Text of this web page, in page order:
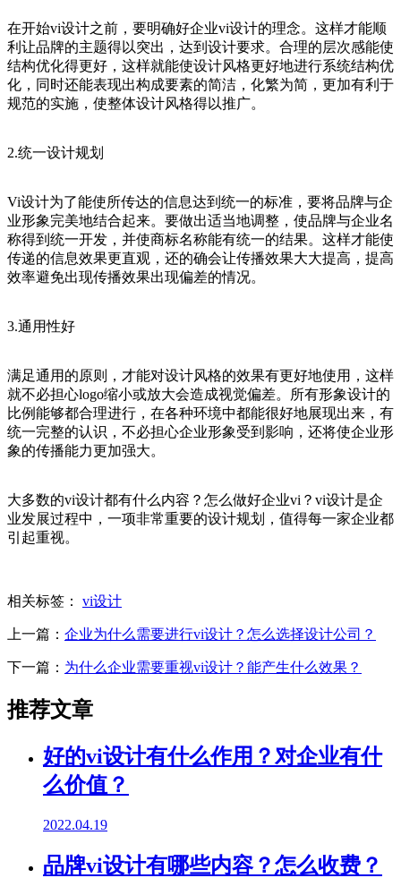
在开始vi设计之前，要明确好企业vi设计的理念。这样才能顺
利让品牌的主题得以突出，达到设计要求。合理的层次感能使
结构优化得更好，这样就能使设计风格更好地进行系统结构优
化，同时还能表现出构成要素的简洁，化繁为简，更加有利于
规范的实施，使整体设计风格得以推广。
2.统一设计规划
Vi设计为了能使所传达的信息达到统一的标准，要将品牌与企
业形象完美地结合起来。要做出适当地调整，使品牌与企业名
称得到统一开发，并使商标名称能有统一的结果。这样才能使
传递的信息效果更直观，还的确会让传播效果大大提高，提高
效率避免出现传播效果出现偏差的情况。
3.通用性好
满足通用的原则，才能对设计风格的效果有更好地使用，这样
就不必担心logo缩小或放大会造成视觉偏差。所有形象设计的
比例能够都合理进行，在各种环境中都能很好地展现出来，有
统一完整的认识，不必担心企业形象受到影响，还将使企业形
象的传播能力更加强大。
大多数的vi设计都有什么内容？怎么做好企业vi？vi设计是企
业发展过程中，一项非常重要的设计规划，值得每一家企业都
引起重视。
相关标签： vi设计
上一篇： 企业为什么需要进行vi设计？怎么选择设计公司？
下一篇： 为什么企业需要重视vi设计？能产生什么效果？
推荐文章
好的vi设计有什么作用？对企业有什
么价值？
2022.04.19
品牌vi设计有哪些内容？怎么收费？